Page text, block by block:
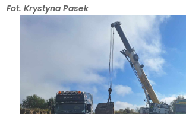
Fot. Krystyna Pasek